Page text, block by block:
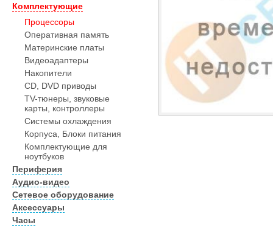
Комплектующие
Процессоры
Оперативная память
Материнские платы
Видеоадаптеры
Накопители
CD, DVD приводы
TV-тюнеры, звуковые
карты, контроллеры
Системы охлаждения
Корпуса, Блоки питания
Комплектующие для
ноутбуков
Периферия
Аудио-видео
Сетевое оборудование
Аксессуары
Часы